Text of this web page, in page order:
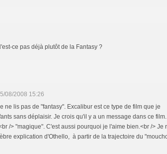
ce pas déjà plutôt de la Fantasy ?
08/2008 15:26
ne lis pas de "fantasy". Excalibur est ce type de film que je
sans déplaisir. Je crois qu'il y a un message dans ce
/> "magique". C'est aussi pourquoi je l'aime bien.<br /> Je
explication d'Othello, à partir de la trajectoire du